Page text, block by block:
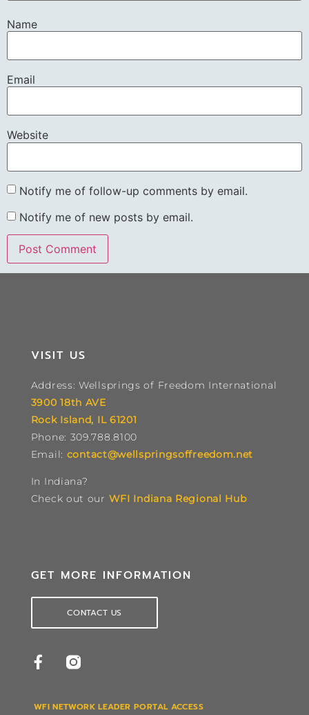
Name
Email
Website
Notify me of follow-up comments by email.
Notify me of new posts by email.
VISIT US
Address: Wellsprings of Freedom International
3900 18th AVE
Rock Island, IL 61201
Phone: 309.788.8100
Email: contact@wellspringsoffreedom.net
In Indiana?
Check out our WFI Indiana Regional Hub
GET MORE INFORMATION
CONTACT US
WFI NETWORK LEADER PORTAL ACCESS